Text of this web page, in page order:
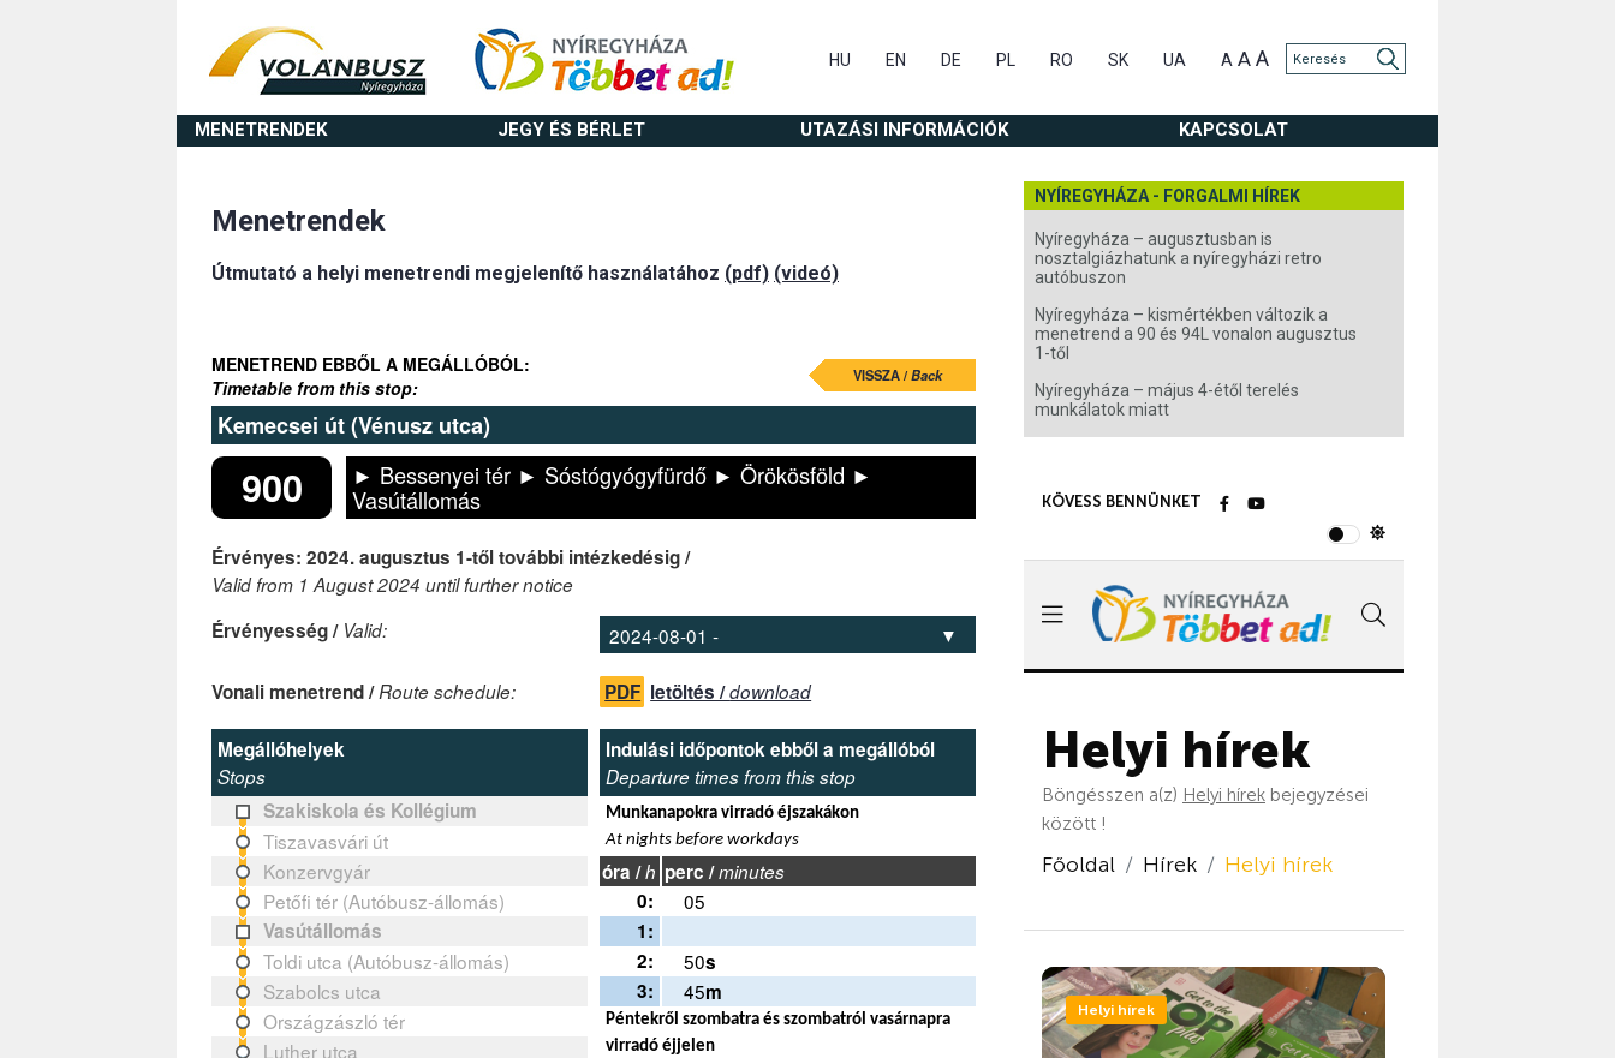
HU EN DE PL RO SK UA A A A
MENETRENDEK JEGY ÉS BÉRLET UTAZÁSI INFORMÁCIÓK KAPCSOLAT
Menetrendek
Útmutató a helyi menetrendi megjelenítő használatához (pdf) (videó)
MENETREND EBBŐL A MEGÁLLÓBÓL:
Timetable from this stop:
VISSZA /Back
Kemecsei út (Vénusz utca)
900
► Bessenyei tér ► Sóstógyógyfürdő ► Örökösföld ►
Vasútállomás
Érvényes: 2024. augusztus 1-től további intézkedésig /
Valid from 1 August 2024 until further notice
Érvényesség / Valid:
Vonali menetrend /Route schedule: PDF letöltés /download
Megállóhelyek
Stops
Szakiskola és Kollégium
Tiszavasvári út
Konzervgyár
Petőfi tér (Autóbusz-állomás)
Vasútállomás
Toldi utca (Autóbusz-állomás)
Szabolcs utca
Országzászló tér
Luther utca
Indulási időpontok ebből a megállóból
Departure times from this stop
Munkanapokra virradó éjszakákon
At nights before workdays
óra /h perc /minutes
0:
05
1:
2:
50s
3:
45m
Péntekről szombatra és szombatról vasárnapra
virradó éjjelen
NYÍREGYHÁZA - FORGALMI HÍREK
Nyíregyháza – augusztusban is
nosztalgiázhatunk a nyíregyházi retro
autóbuszon
Nyíregyháza – kismértékben változik a
menetrend a 90 és 94L vonalon augusztus
1-től
Nyíregyháza – május 4-étől terelés
munkálatok miatt